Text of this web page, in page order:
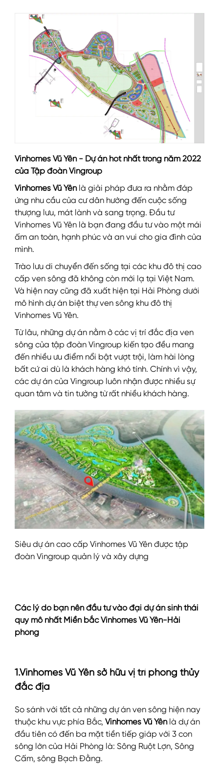
Vinhomes Vũ Yên - Dự án hot nhất trong năm 2022
của Tập đoàn Vingroup
Vinhomes Vũ Yênlà giải pháp đưa ra nhằm đáp
ứng nhu cầu của cư dân hướng đến cuộc sống
thượng lưu, mát lành và sang trọng. Đầu tư
Vinhomes Vũ Yên là bạn đang đầu tư vào một mái
ấm an toàn, hạnh phúc và an vui cho gia đình của
mình.
Trào lưu di chuyển đến sống tại các khu đô thị cao
cấp ven sông đã không còn mới lạ tại Việt Nam.
Và hiện nay cũng đã xuất hiện tại Hải Phòng dưới
mô hình dự án biệt thự ven sông khu đô thị
Vinhomes Vũ Yên.
Từ lâu, những dự án nằm ở các vị trí đắc địa ven
sông của tập đoàn Vingroup kiến tạo đều mang
đến nhiều ưu điểm nổi bật vượt trội, làm hài lòng
bất cứ ai dù là khách hàng khó tính. Chính vì vậy,
các dự án của Vingroup luôn nhận được nhiều sự
quan tâm và tin tưởng từ rất nhiều khách hàng.
Siêu dự án cao cấp Vinhomes Vũ Yên được tập
đoàn Vingroup quản lý và xây dựng
Các lý do bạn nên đầu tư vào đại dự án sinh thái
quy mô nhất Miền bắc Vinhomes Vũ Yên-Hải
phòng
1.Vinhomes Vũ Yên sở hữu vị trí phong thủy
đắc địa
So sánh với tất cả những dự án ven sông hiện nay
thuộc khu vực phía Bắc, Vinhomes Vũ Yênlà dự án
đầu tiên có đến ba mặt tiền tiếp giáp với 3 con
sông lớn của Hải Phòng là: Sông Ruột Lợn, Sông
Cấm, sông Bạch Đằng.